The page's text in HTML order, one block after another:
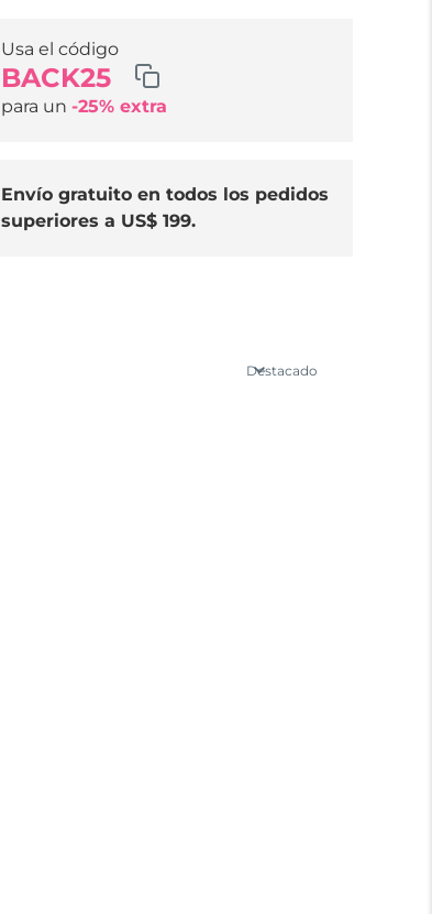
Usa el código
BACK25
para un -25% extra
Envío gratuito en todos los pedidos
superiores a US$ 199.
Destacado